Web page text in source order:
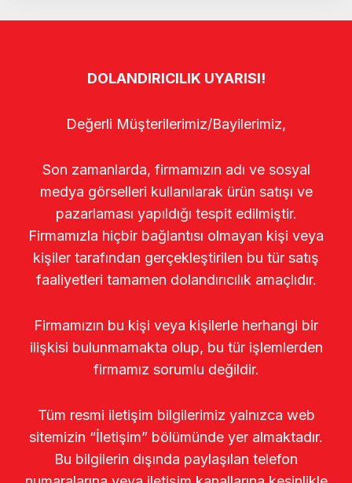
DOLANDIRICILIK UYARISI!
Değerli Müşterilerimiz/Bayilerimiz,
Son zamanlarda, firmamızın adı ve sosyal
medya görselleri kullanılarak ürün satışı ve
pazarlaması yapıldığı tespit edilmiştir.
Firmamızla hiçbir bağlantısı olmayan kişi veya
kişiler tarafından gerçekleştirilen bu tür satış
faaliyetleri tamamen dolandırıcılık amaçlıdır.
Firmamızın bu kişi veya kişilerle herhangi bir
ilişkisi bulunmamakta olup, bu tür işlemlerden
firmamız sorumlu değildir.
Tüm resmi iletişim bilgilerimiz yalnızca web
sitemizin “İletişim” bölümünde yer almaktadır.
Bu bilgilerin dışında paylaşılan telefon